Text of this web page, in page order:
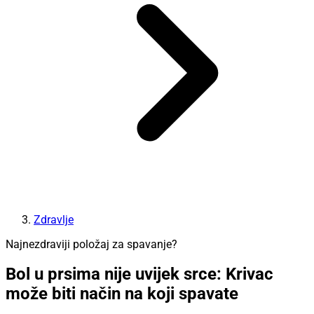
Zdravlje
Najnezdraviji položaj za spavanje?
Bol u prsima nije uvijek srce: Krivac
može biti način na koji spavate